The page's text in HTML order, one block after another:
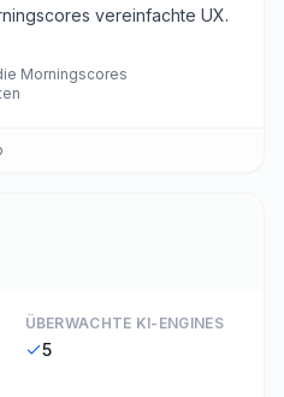
vereinfachte UX.
Morningscores
ÜBERWACHTE KI-ENGINES
5